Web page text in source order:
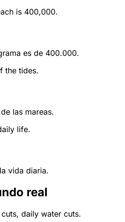
is 400,000.
es de 400.000.
the tides.
las mareas.
life.
vida diaria.
real
daily water cuts.